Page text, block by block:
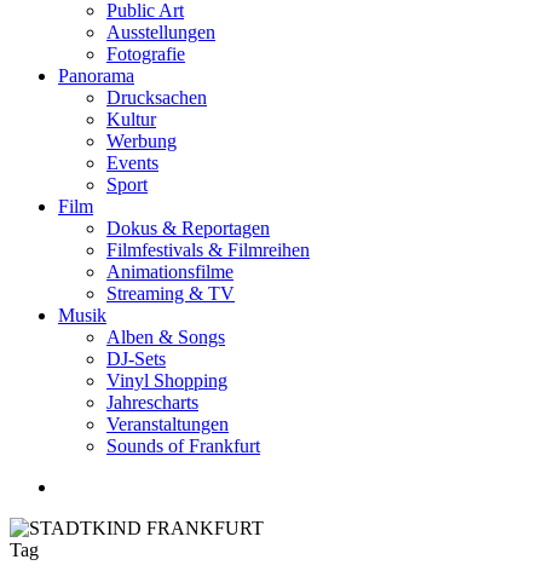
Public Art
Ausstellungen
Fotografie
Panorama
Drucksachen
Kultur
Werbung
Events
Sport
Film
Dokus & Reportagen
Filmfestivals & Filmreihen
Animationsfilme
Streaming & TV
Musik
Alben & Songs
DJ-Sets
Vinyl Shopping
Jahrescharts
Veranstaltungen
Sounds of Frankfurt
Tag